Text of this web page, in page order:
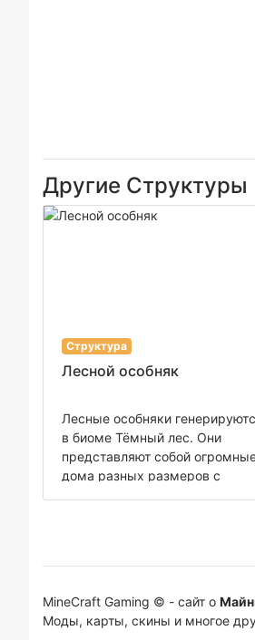
Другие Структуры
Структура
Лесной особняк
Лесные особняки
в биоме Тёмный лес. Они
представляют собой
дома разных размеров с
шерсти) кабинеты столовые
огромными шерстяными
статуями кошки,курицы и
MineCraft Gaming © - сайт о
Моды, карты, скины и многое